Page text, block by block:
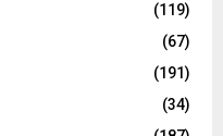
(119)
(67)
(191)
(34)